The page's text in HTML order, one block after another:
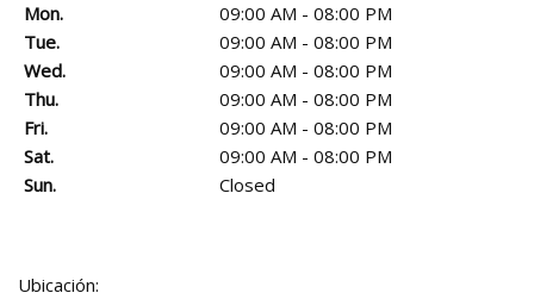
Mon.
09:00 AM - 08:00 PM
Tue.
09:00 AM - 08:00 PM
Wed.
09:00 AM - 08:00 PM
Thu.
09:00 AM - 08:00 PM
Fri.
09:00 AM - 08:00 PM
Sat.
09:00 AM - 08:00 PM
Sun.
Closed
Ubicación: